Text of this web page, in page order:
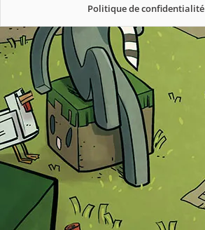
Politique de confidentialité